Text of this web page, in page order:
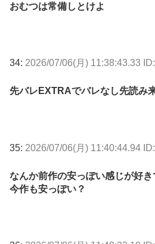
おむつは常備しとけよ
34: 2026/07/06(月) 11:38:43.33
先バレEXTRAでバレなし先読み
35: 2026/07/06(月) 11:40:44.94
なんか前作の安っぽい感じが好
今作も安っぽい？